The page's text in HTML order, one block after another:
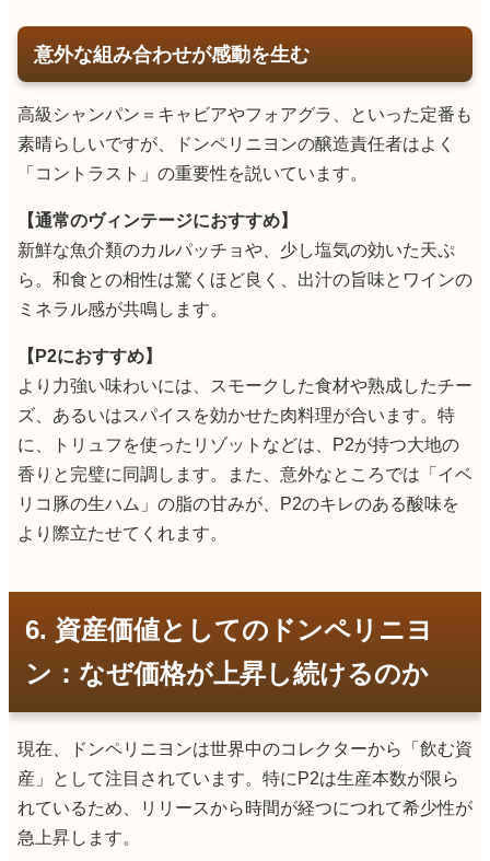
意外な組み合わせが感動を生む
高級シャンパン＝キャビアやフォアグラ、といった定番も
素晴らしいですが、ドンペリニヨンの醸造責任者はよく
「コントラスト」の重要性を説いています。
【通常のヴィンテージにおすすめ】
新鮮な魚介類のカルパッチョや、少し塩気の効いた天ぷ
ら。和食との相性は驚くほど良く、出汁の旨味とワインの
ミネラル感が共鳴します。
【P2におすすめ】
より力強い味わいには、スモークした食材や熟成したチー
ズ、あるいはスパイスを効かせた肉料理が合います。特
に、トリュフを使ったリゾットなどは、P2が持つ大地の
香りと完璧に同調します。また、意外なところでは「イベ
リコ豚の生ハム」の脂の甘みが、P2のキレのある酸味を
より際立たせてくれます。
6. 資産価値としてのドンペリニヨ
ン：なぜ価格が上昇し続けるのか
現在、ドンペリニヨンは世界中のコレクターから「飲む資
産」として注目されています。特にP2は生産本数が限ら
れているため、リリースから時間が経つにつれて希少性が
急上昇します。